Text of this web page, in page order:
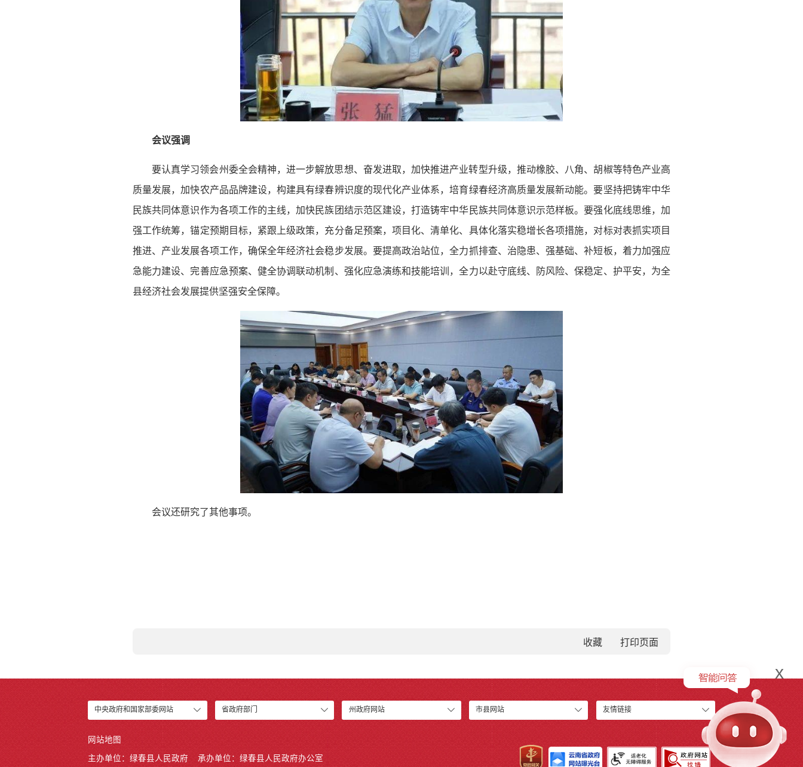
会议强调
要认真学习领会州委全会精神，进一步解放思想、奋发进取，加快推进产业转型升级，推动橡胶、八角、胡椒等特色产业高
质量发展，加快农产品品牌建设，构建具有绿春辨识度的现代化产业体系，培育绿春经济高质量发展新动能。要坚持把铸牢中华
民族共同体意识作为各项工作的主线，加快民族团结示范区建设，打造铸牢中华民族共同体意识示范样板。要强化底线思维，加
强工作统筹，锚定预期目标，紧跟上级政策，充分备足预案，项目化、清单化、具体化落实稳增长各项措施，对标对表抓实项目
推进、产业发展各项工作，确保全年经济社会稳步发展。要提高政治站位，全力抓排查、治隐患、强基础、补短板，着力加强应
急能力建设、完善应急预案、健全协调联动机制、强化应急演练和技能培训，全力以赴守底线、防风险、保稳定、护平安，为全
县经济社会发展提供坚强安全保障。
会议还研究了其他事项。
收藏
中央政府和国家部委网站 省政府部门 州政府网站 市县网站 友情链接
x
网站地图
主办单位：绿春县人民政府 承办单位：绿春县人民政府办公室